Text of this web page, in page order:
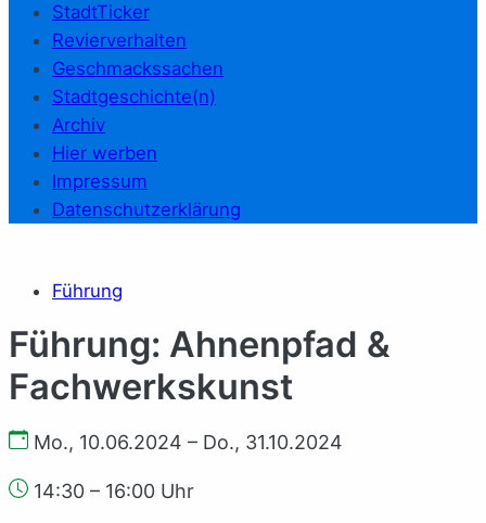
StadtTicker
Revierverhalten
Geschmackssachen
Stadtgeschichte(n)
Archiv
Hier werben
Impressum
Datenschutzerklärung
Führung
Führung: Ahnenpfad &
Fachwerkskunst
Mo., 10.06.2024 – Do., 31.10.2024
14:30 – 16:00 Uhr